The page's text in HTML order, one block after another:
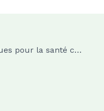
7 aliments bénéfiques pour la santé cardiovasculaire